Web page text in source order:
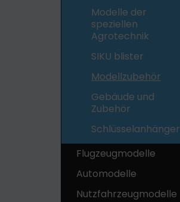
Modelle der
speziellen
Agrotechnik
SIKU blister
Modellzubehör
Gebäude und
Zubehör
Schlüsselanhänger
Flugzeugmodelle
Automodelle
Nutzfahrzeugmodelle